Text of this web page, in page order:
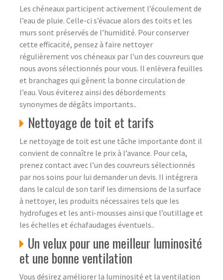
Les chéneaux participent activement l’écoulement de
l’eau de pluie. Celle-ci s’évacue alors des toits et les
murs sont préservés de l’humidité. Pour conserver
cette efficacité, pensez à faire nettoyer
régulièrement vos chéneaux par l’un des couvreurs que
nous avons sélectionnés pour vous. Il enlèvera feuilles
et branchages qui gênent la bonne circulation de
l’eau. Vous éviterez ainsi des débordements
synonymes de dégâts importants..
Nettoyage de toit et tarifs
Le nettoyage de toit est une tâche importante dont il
convient de connaître le prix à l’avance. Pour cela,
prenez contact avec l’un des couvreurs sélectionnés
par nos soins pour lui demander un devis. Il intégrera
dans le calcul de son tarif les dimensions de la surface
à nettoyer, les produits nécessaires tels que les
hydrofuges et les anti-mousses ainsi que l’outillage et
les échelles et échafaudages éventuels..
Un velux pour une meilleur luminosité
et une bonne ventilation
Vous désirez améliorer la luminosité et la ventilation